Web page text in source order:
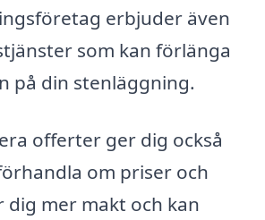
erbjuder även
som kan förlänga
på din stenläggning.
offerter ger dig också
om priser och
dig mer makt och kan